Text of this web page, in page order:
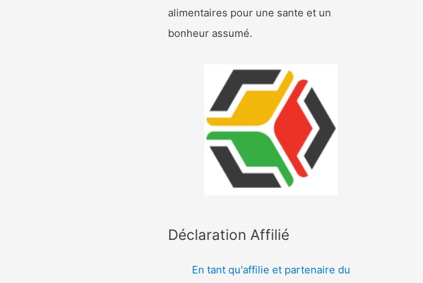
alimentaires pour une sante et un
bonheur assumé.
Déclaration Affilié
En tant qu'affilie et partenaire du